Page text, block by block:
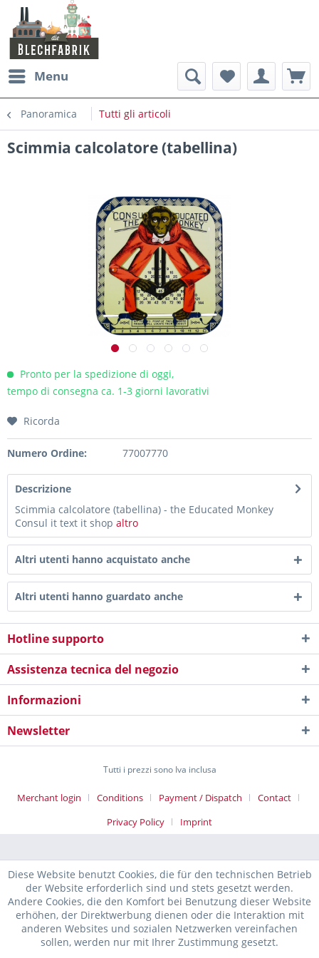
Menu
Panoramica Tutti gli articoli
Scimmia calcolatore (tabellina)
Pronto per la spedizione di oggi,
tempo di consegna ca. 1-3 giorni lavorativi
Ricorda
Numero Ordine: 77007770
Descrizione
Scimmia calcolatore (tabellina) - the Educated Monkey
Consul it text it shop altro
Altri utenti hanno acquistato anche
Altri utenti hanno guardato anche
Hotline supporto
Assistenza tecnica del negozio
Informazioni
Newsletter
Tutti i prezzi sono Iva inclusa
Merchant login Conditions Payment / Dispatch
Contact
Privacy Policy
Imprint
Diese Website benutzt Cookies, die für den technischen Betrieb
der Website erforderlich sind und stets gesetzt werden.
Andere Cookies, die den Komfort bei Benutzung dieser Website
erhöhen, der Direktwerbung dienen oder die Interaktion mit
anderen Websites und sozialen Netzwerken vereinfachen
sollen, werden nur mit Ihrer Zustimmung gesetzt.